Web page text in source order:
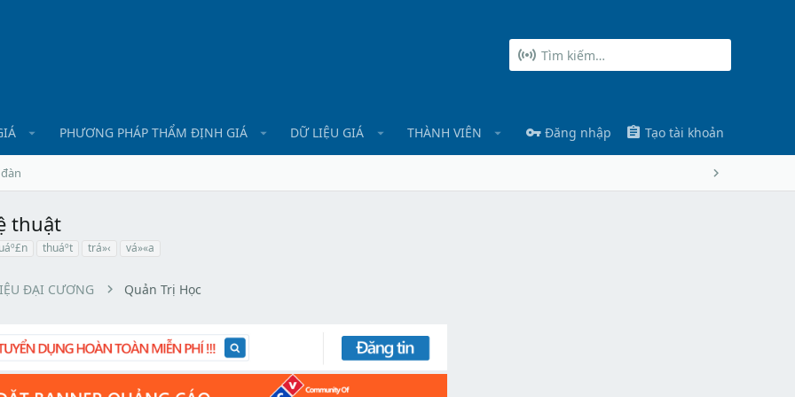
PHƯƠNG PHÁP THẨM ĐỊNH GIÁ DỮ LIỆU GIÁ THÀNH VIÊN Đăng nhập Tạo tài khoản
thuật
thuáº­t trá»‹ vá»«a
ĐẠI CƯƠNG Quản Trị Học